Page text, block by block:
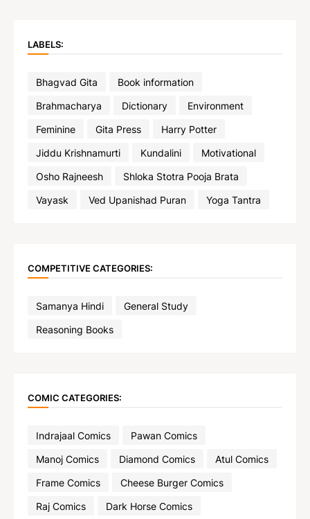
LABELS:
Bhagvad Gita
Book information
Brahmacharya
Dictionary
Environment
Feminine
Gita Press
Harry Potter
Jiddu Krishnamurti
Kundalini
Motivational
Osho Rajneesh
Shloka Stotra Pooja Brata
Vayask
Ved Upanishad Puran Yoga Tantra
COMPETITIVE CATEGORIES:
Samanya Hindi
General Study
Reasoning Books
COMIC CATEGORIES:
Indrajaal Comics
Pawan Comics
Manoj Comics
Diamond Comics
Atul Comics
Frame Comics
Cheese Burger Comics
Raj Comics
Dark Horse Comics